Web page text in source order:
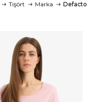
Tişört Marka Defacto